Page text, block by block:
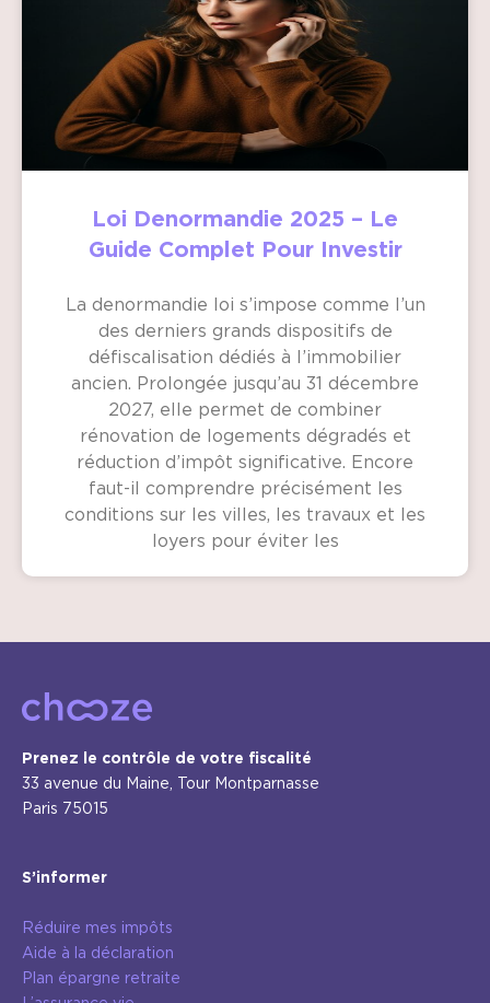
Loi Denormandie 2025 – Le
Guide Complet Pour Investir
La denormandie loi s’impose comme l’un
des derniers grands dispositifs de
défiscalisation dédiés à l’immobilier
ancien. Prolongée jusqu’au 31 décembre
2027, elle permet de combiner
rénovation de logements dégradés et
réduction d’impôt significative. Encore
faut-il comprendre précisément les
conditions sur les villes, les travaux et les
loyers pour éviter les
Prenez le contrôle de votre fiscalité
33 avenue du Maine, Tour Montparnasse
Paris 75015
S’informer
Réduire mes impôts
Aide à la déclaration
Plan épargne retraite